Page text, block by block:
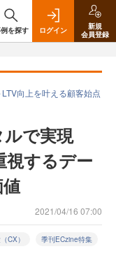
を探す ログイン
新規
会員登録
向上を叶える顧客始点
ルで実現
視するデー
2021/04/16 07:00
CX） 季刊ECzine特集